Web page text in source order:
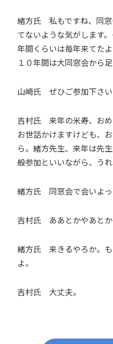
緒方氏 私もですね、同
てないような気がします
年間くらいは毎年来てた
１０年間は大同窓会から
山崎氏 ぜひご参加下さい
吉村氏 来年の米寿、お
お世話かけますけども、
ら。緒方先生、来年は先
般参加といいながら、うれ
緒方氏 同窓会で会いよっ
吉村氏 ああとかやあとか
緒方氏 来きるやろか。
よ。
吉村氏 大丈夫。